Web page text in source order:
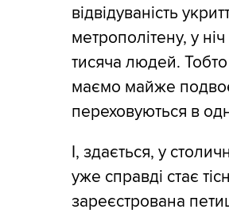
відвідуваність
метрополітену, у
тисяча людей.
маємо майже
переховуються в
І, здається, у
уже справді стає
зареєстрована